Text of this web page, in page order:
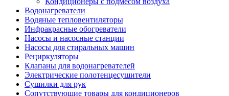
Водонагреватели
Водяные тепловентиляторы
Инфракрасные обогреватели
Насосы и насосные станции
Насосы для стиральных машин
Рециркуляторы
Клапаны для водонагревателей
Электрические полотенцесушители
Сушилки для рук
Сопутствующие товары для кондиционеров